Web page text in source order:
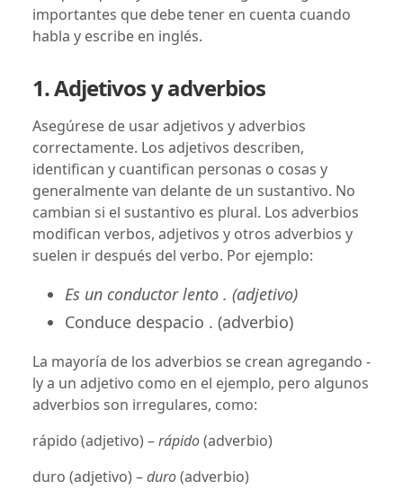
importantes que debe tener en cuenta cuando
habla y escribe en inglés.
1. Adjetivos y adverbios
Asegúrese de usar adjetivos y adverbios
correctamente. Los adjetivos describen,
identifican y cuantifican personas o cosas y
generalmente van delante de un sustantivo. No
cambian si el sustantivo es plural. Los adverbios
modifican verbos, adjetivos y otros adverbios y
suelen ir después del verbo. Por ejemplo:
Es un conductor lento . (adjetivo)
Conduce despacio . (adverbio)
La mayoría de los adverbios se crean agregando -
ly a un adjetivo como en el ejemplo, pero algunos
adverbios son irregulares, como:
rápido (adjetivo) –rápido(adverbio)
duro (adjetivo) –duro(adverbio)